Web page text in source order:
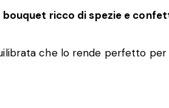
bouquet ricco di spezie e
che lo rende perfetto